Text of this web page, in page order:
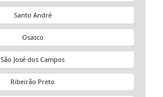
Santo André
Osasco
São José dos Campos
Ribeirão Preto